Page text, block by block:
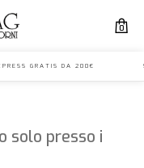
0
GRATIS DA 200€
solo presso i